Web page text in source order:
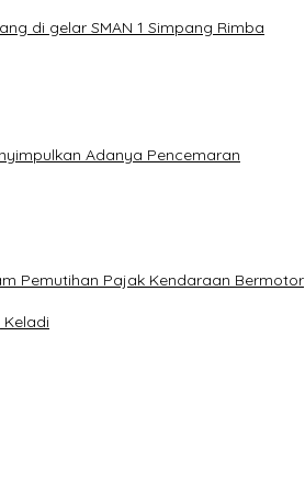
di gelar SMAN 1 Simpang Rimba
Adanya Pencemaran
Pemutihan Pajak Kendaraan Bermotor